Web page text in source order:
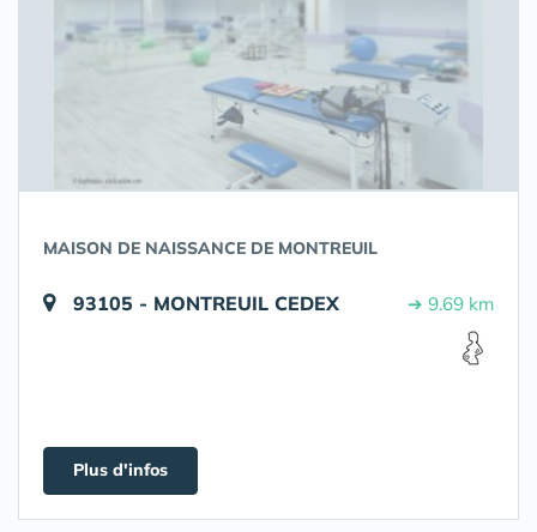
MAISON DE NAISSANCE DE MONTREUIL
93105 - MONTREUIL CEDEX ➔ 9.69 km
Plus d'infos